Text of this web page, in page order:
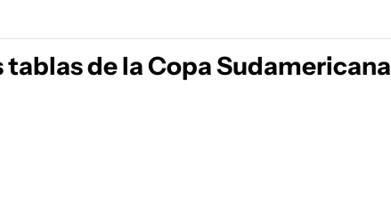
tablas de la Copa Sudamericana